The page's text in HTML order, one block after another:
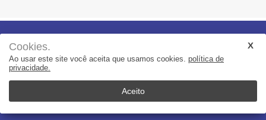
Geral Saúde Política
Esportes
Entretenimento
Cookies.
Ao usar este site você aceita que usamos cookies. política de
privacidade.
Aceito